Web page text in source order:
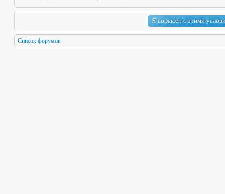
Список форумов